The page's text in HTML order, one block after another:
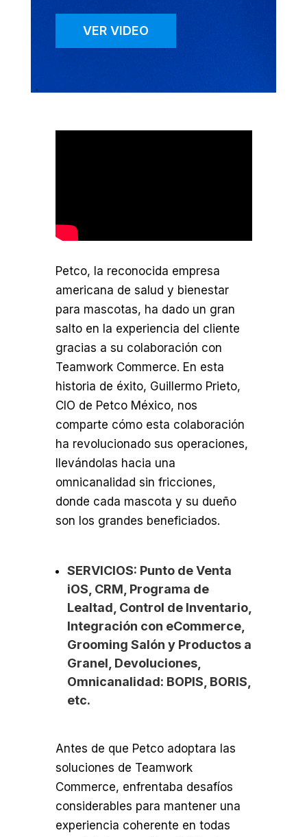
VER VIDEO
Petco, la reconocida empresa
americana de salud y bienestar
para mascotas, ha dado un gran
salto en la experiencia del cliente
gracias a su colaboración con
Teamwork Commerce. En esta
historia de éxito, Guillermo Prieto,
CIO de Petco México, nos
comparte cómo esta colaboración
ha revolucionado sus operaciones,
llevándolas hacia una
omnicanalidad sin fricciones,
donde cada mascota y su dueño
son los grandes beneficiados.
SERVICIOS: Punto de Venta
iOS, CRM, Programa de
Lealtad, Control de Inventario,
Integración con eCommerce,
Grooming Salón y Productos a
Granel, Devoluciones,
Omnicanalidad: BOPIS, BORIS,
etc.
Antes de que Petco adoptara las
soluciones de Teamwork
Commerce, enfrentaba desafíos
considerables para mantener una
experiencia coherente en todas